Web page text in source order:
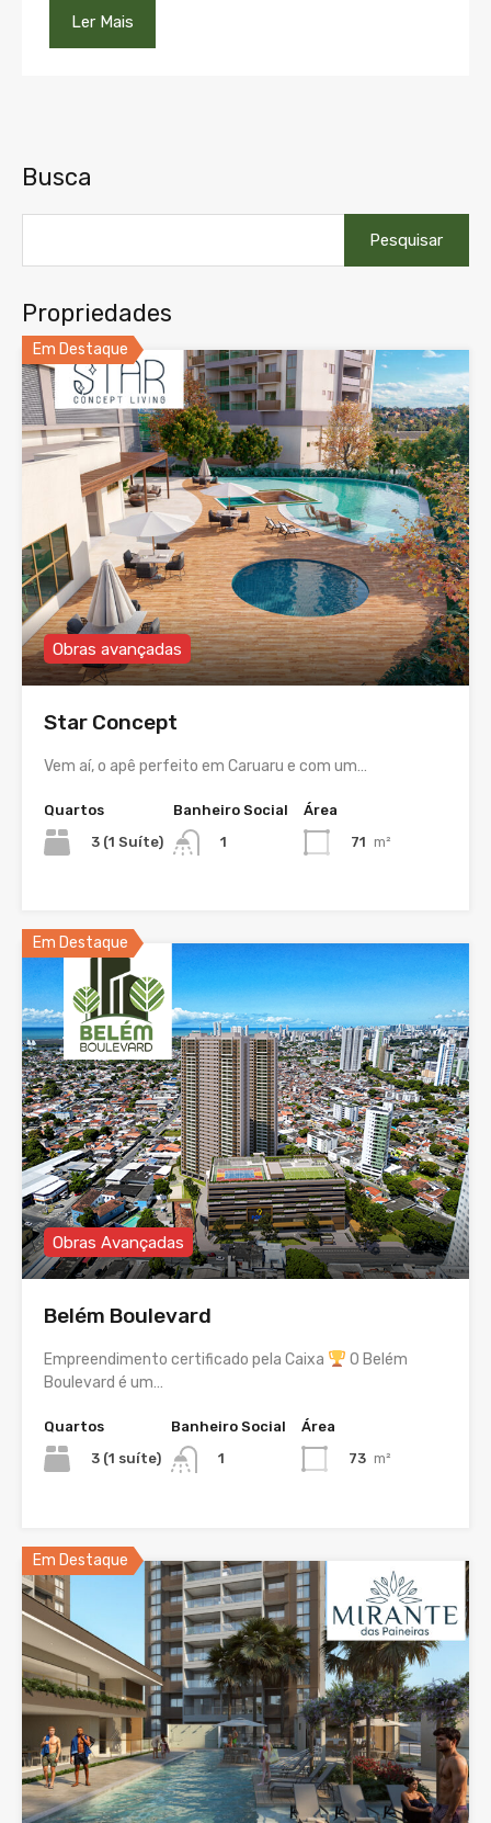
Ler Mais
Busca
por:
Propriedades
Em Destaque
Obras avançadas
Star Concept
Vem aí, o apê perfeito em Caruaru e com um…
Quartos
3 (1 Suíte)
Banheiro Social
1
Área
71 m²
Em Destaque
Obras Avançadas
Belém Boulevard
Empreendimento certificado pela Caixa
O Belém
Boulevard é um…
Quartos
3 (1 suíte)
Banheiro Social
1
Área
73 m²
Em Destaque